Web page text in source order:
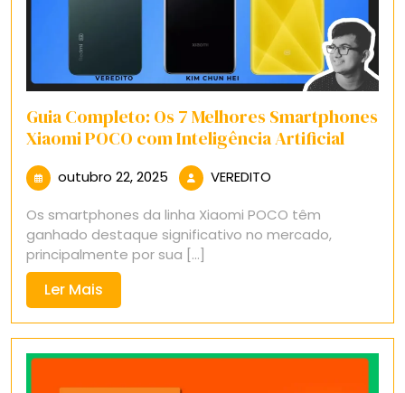
Guia Completo: Os 7 Melhores Smartphones
Xiaomi POCO com Inteligência Artificial
outubro 22, 2025 outubro
2025
VEREDITO
Os smartphones da linha Xiaomi POCO têm
ganhado destaque significativo no mercado,
principalmente por sua [...]
Ler Mais
Mais